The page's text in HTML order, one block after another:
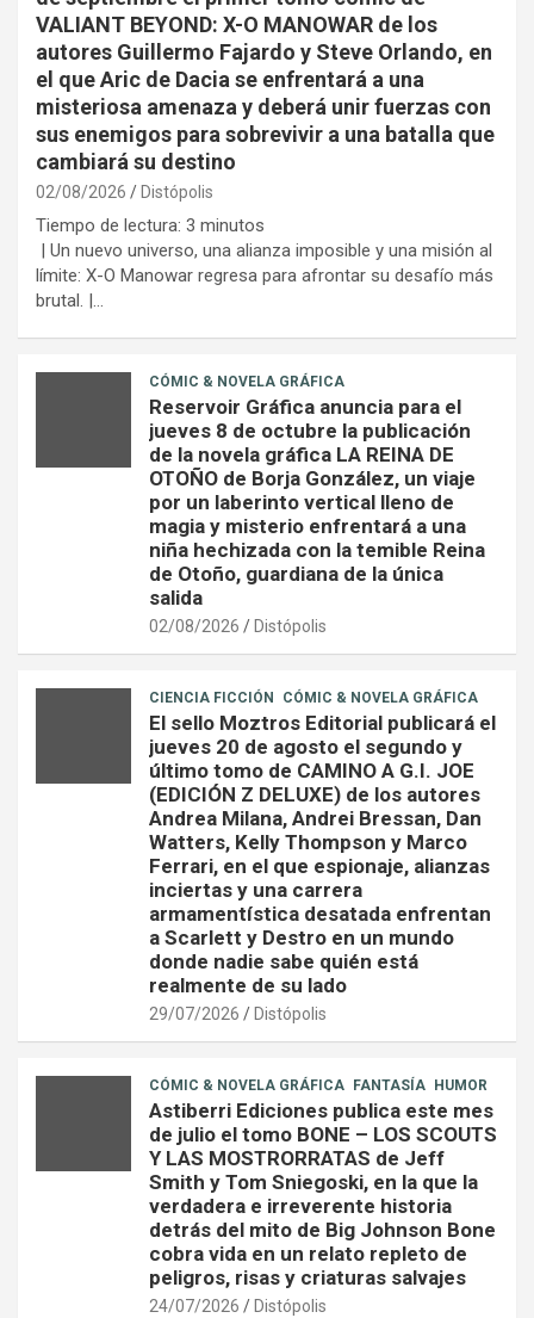
VALIANT BEYOND: X-O MANOWAR de los
autores Guillermo Fajardo y Steve Orlando, en
el que Aric de Dacia se enfrentará a una
misteriosa amenaza y deberá unir fuerzas con
sus enemigos para sobrevivir a una batalla que
cambiará su destino
02/08/2026 Distópolis
Tiempo de lectura: 3 minutos
| Un nuevo universo, una alianza imposible y una misión al
límite: X-O Manowar regresa para afrontar su desafío más
brutal. |…
CÓMIC & NOVELA GRÁFICA
Reservoir Gráfica anuncia para el
jueves 8 de octubre la publicación
de la novela gráfica LA REINA DE
OTOÑO de Borja González, un viaje
por un laberinto vertical lleno de
magia y misterio enfrentará a una
niña hechizada con la temible Reina
de Otoño, guardiana de la única
salida
02/08/2026 Distópolis
CIENCIA FICCIÓN CÓMIC & NOVELA GRÁFICA
El sello Moztros Editorial publicará el
jueves 20 de agosto el segundo y
último tomo de CAMINO A G.I. JOE
(EDICIÓN Z DELUXE) de los autores
Andrea Milana, Andrei Bressan, Dan
Watters, Kelly Thompson y Marco
Ferrari, en el que espionaje, alianzas
inciertas y una carrera
armamentística desatada enfrentan
a Scarlett y Destro en un mundo
donde nadie sabe quién está
realmente de su lado
29/07/2026 Distópolis
CÓMIC & NOVELA GRÁFICA FANTASÍA HUMOR
Astiberri Ediciones publica este mes
de julio el tomo BONE – LOS SCOUTS
Y LAS MOSTRORRATAS de Jeff
Smith y Tom Sniegoski, en la que la
verdadera e irreverente historia
detrás del mito de Big Johnson Bone
cobra vida en un relato repleto de
peligros, risas y criaturas salvajes
24/07/2026 Distópolis